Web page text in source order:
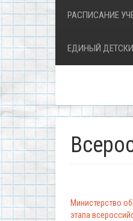
РАСПИСАНИЕ
ЕДИНЫЙ
Министерство
этапа